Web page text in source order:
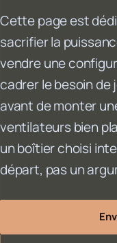
Cette page est
sacrifier la
vendre une
cadrer le besoin de
avant de monter
ventilateurs bien
un boîtier choisi
départ, pas un